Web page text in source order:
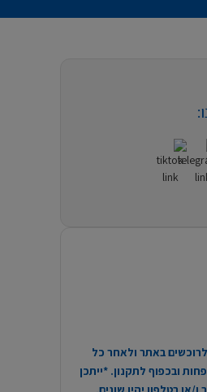
באתר ולאחר כל
ובכפוף לתקנון. *ייתכן